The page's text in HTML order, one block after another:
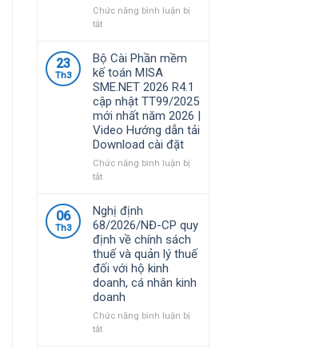
Chức năng bình luận bị
tắtở
mềm
MISA
là
giải
pháp
quản
lý
tài
chính
–
được
nhiều
doanh
nghiệp
Việt
Nam
lựa
23
Th3
Bộ Cài Phần mềm
kế toán MISA
SME.NET 2026 R4.1
cập nhật TT99/2025
mới nhất năm 2026 |
Video Hướng dẫn tải
Download cài đặt
Chức năng bình luận bị
tắtở
Phần
mềm
kế
toán
MISA
SME.NET
2026
R4.1
cập
06
Th3
Nghị định
68/2026/NĐ-CP quy
định về chính sách
thuế và quản lý thuế
đối với hộ kinh
doanh, cá nhân kinh
doanh
Chức năng bình luận bị
tắtở